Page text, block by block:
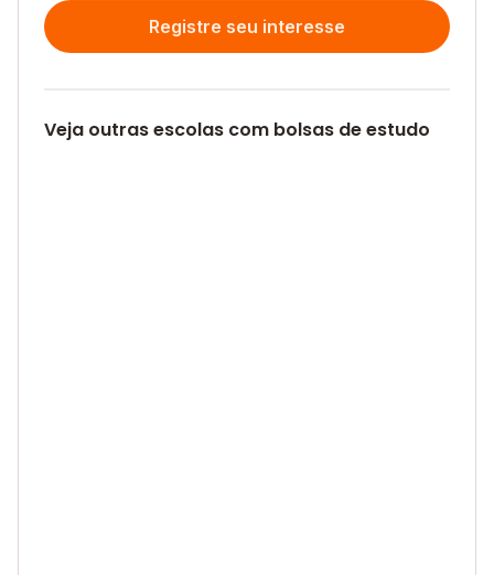
Registre seu interesse
Veja outras escolas com bolsas de estudo